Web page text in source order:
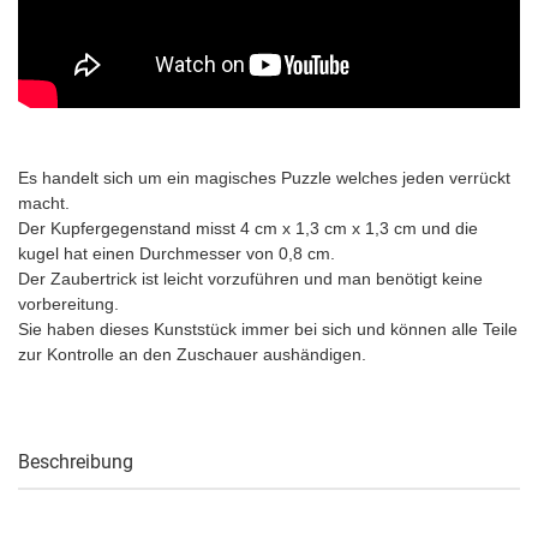
Es handelt sich um ein magisches Puzzle welches jeden verrückt
macht.
Der Kupfergegenstand misst 4 cm x 1,3 cm x 1,3 cm und die
kugel hat einen Durchmesser von 0,8 cm.
Der Zaubertrick ist leicht vorzuführen und man benötigt keine
vorbereitung.
Sie haben dieses Kunststück immer bei sich und können alle Teile
zur Kontrolle an den Zuschauer aushändigen.
Beschreibung